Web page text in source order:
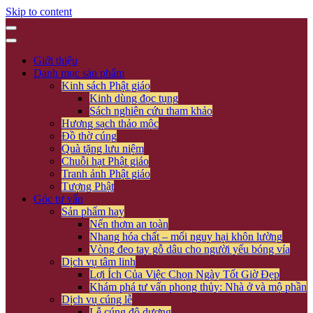
Skip to content
Giới thiệu
Danh mục sản phẩm
Kinh sách Phật giáo
Kinh dùng đọc tụng
Sách nghiên cứu tham khảo
Hương sạch thảo mộc
Đồ thờ cúng
Quà tặng lưu niệm
Chuỗi hạt Phật giáo
Tranh ảnh Phật giáo
Tượng Phật
Góc tư vấn
Sản phẩm hay
Nến thơm an toàn
Nhang hóa chất – mối nguy hại khôn lường
Vòng đeo tay gỗ dâu cho người yếu bóng vía
Dịch vụ tâm linh
Lợi Ích Của Việc Chọn Ngày Tốt Giờ Đẹp
Khám phá tư vấn phong thủy: Nhà ở và mộ phần
Dịch vụ cúng lễ